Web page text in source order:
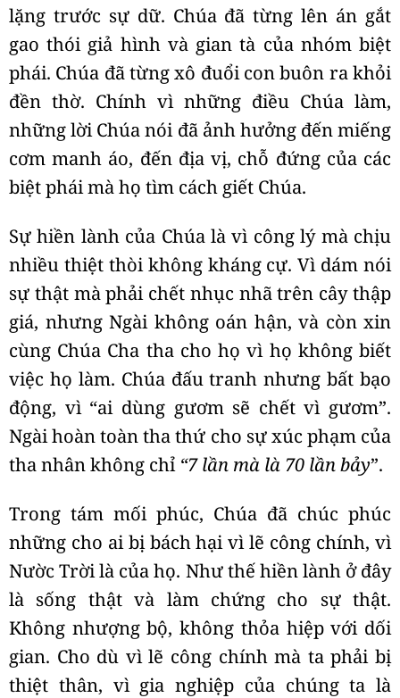
lặng trước sự dữ. Chúa đã từng lên án gắt
gao thói giả hình và gian tà của nhóm biệt
phái. Chúa đã từng xô đuổi con buôn ra khỏi
đền thờ. Chính vì những điều Chúa làm,
những lời Chúa nói đã ảnh hưởng đến miếng
cơm manh áo, đến địa vị, chỗ đứng của các
biệt phái mà họ tìm cách giết Chúa.
Sự hiền lành của Chúa là vì công lý mà chịu
nhiều thiệt thòi không kháng cự. Vì dám nói
sự thật mà phải chết nhục nhã trên cây thập
giá, nhưng Ngài không oán hận, và còn xin
cùng Chúa Cha tha cho họ vì họ không biết
việc họ làm. Chúa đấu tranh nhưng bất bạo
động, vì “ai dùng gươm sẽ chết vì gươm”.
Ngài hoàn toàn tha thứ cho sự xúc phạm của
tha nhân không chỉ “7 lần mà là 70 lần bảy”.
Trong tám mối phúc, Chúa đã chúc phúc
những cho ai bị bách hại vì lẽ công chính, vì
Nườc Trời là của họ. Như thế hiền lành ở đây
là sống thật và làm chứng cho sự thật.
Không nhượng bộ, không thỏa hiệp với dối
gian. Cho dù vì lẽ công chính mà ta phải bị
thiệt thân, vì gia nghiệp của chúng ta là